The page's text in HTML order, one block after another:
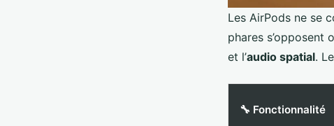
Les AirPods ne se
phares s’opposent
et l’audio spatial.
🔧 Fonctionnalité